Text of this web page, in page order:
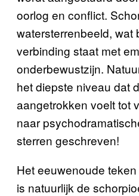
oorlog en conflict.
watersterrenbeeld, wat
verbinding staat met
onderbewustzijn.
het diepste niveau dat
aangetrokken voelt tot
naar
sterren geschreven!
Het eeuwenoude
is natuurlijk de